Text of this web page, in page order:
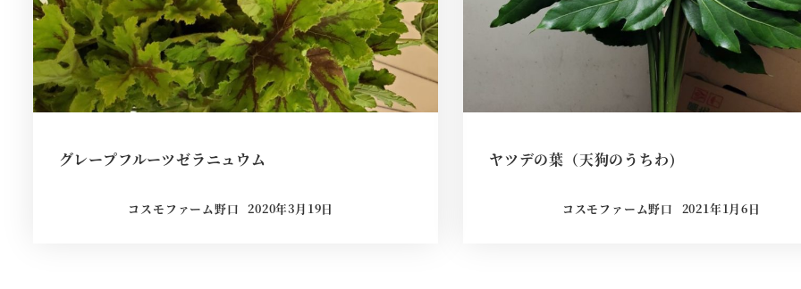
グレープフルーツゼラニュウム
コスモファーム野口 2020年3月19日
ヤツデの葉（天狗のうちわ)
コスモファーム野口 2021年1月6日